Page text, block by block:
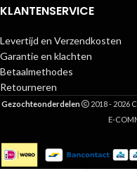
KLANTENSERVICE
Levertijd en Verzendkosten
Garantie en klachten
Betaalmethodes
Retourneren
Gezochteonderdelen 2018 - 2026
E-